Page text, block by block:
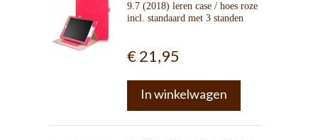
9.7 (2018) leren case / hoes roze
incl. standaard met 3 standen
€ 21,95
In winkelwagen